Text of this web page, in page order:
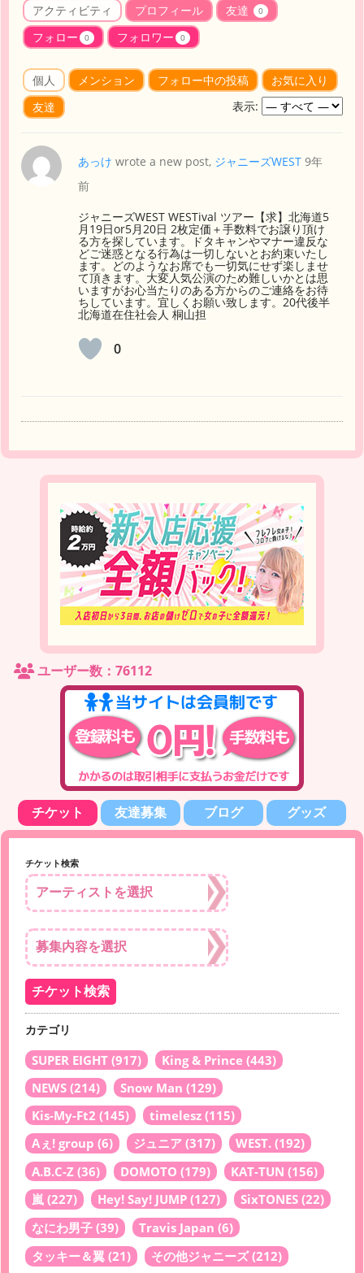
アクティビティ プロフィール 友達 0
フォロー 0 フォロワー 0
個人 メンション フォロー中の投稿
お気に入り
友達
表示:
あっけ wrote a new post, ジャニーズWEST 9年
前
ジャニーズWEST WESTival ツアー【求】北海道5
月19日or5月20日 2枚定価＋手数料でお譲り頂け
る方を探しています。ドタキャンやマナー違反な
どご迷惑となる行為は一切しないとお約束いたし
ます。どのようなお席でも一切気にせず楽しませ
て頂きます。大変人気公演のため難しいかとは思
いますがお心当たりのある方からのご連絡をお待
ちしています。宜しくお願い致します。20代後半
北海道在住社会人 桐山担
0
ユーザー数：76112
チケット 友達募集 ブログ グッズ
チケット検索
カテゴリ
SUPER EIGHT (917) King & Prince (443)
NEWS (214) Snow Man (129)
Kis-My-Ft2 (145) timelesz (115)
Aぇ! group (6) ジュニア (317) WEST. (192)
A.B.C-Z (36) DOMOTO (179) KAT-TUN (156)
嵐 (227) Hey! Say! JUMP (127) SixTONES (22)
なにわ男子 (39) Travis Japan (6)
タッキー＆翼 (21) その他ジャニーズ(212)